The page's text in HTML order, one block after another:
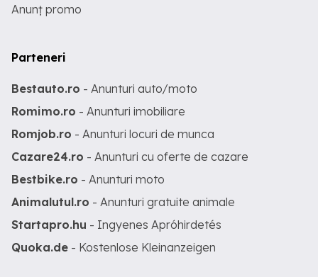
Anunț promo
Parteneri
Bestauto.ro - Anunturi auto/moto
Romimo.ro - Anunturi imobiliare
Romjob.ro - Anunturi locuri de munca
Cazare24.ro - Anunturi cu oferte de cazare
Bestbike.ro - Anunturi moto
Animalutul.ro - Anunturi gratuite animale
Startapro.hu - Ingyenes Apróhirdetés
Quoka.de - Kostenlose Kleinanzeigen